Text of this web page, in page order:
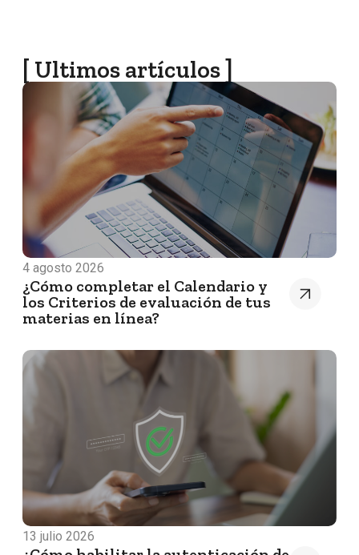
[ Ultimos artículos ]
4 agosto 2026
¿Cómo completar el Calendario y
los Criterios de evaluación de tus
materias en línea?
13 julio 2026